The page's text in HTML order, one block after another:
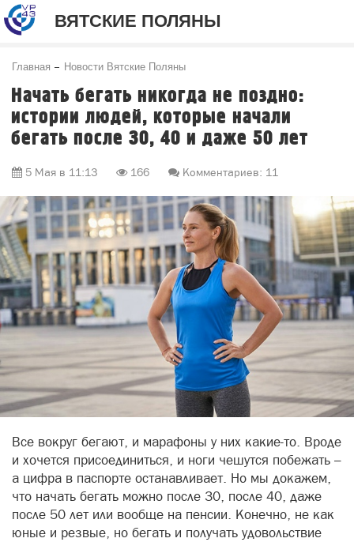
ВЯТСКИЕ ПОЛЯНЫ
Главная Новости Вятские Поляны
Начать бегать никогда не поздно:
истории людей, которые начали
бегать после 30, 40 и даже 50 лет
5 Мая в 11:13 166 Комментариев: 11
Все вокруг бегают, и марафоны у них какие-то. Вроде
и хочется присоединиться, и ноги чешутся побежать –
а цифра в паспорте останавливает. Но мы докажем,
что начать бегать можно после 30, после 40, даже
после 50 лет или вообще на пенсии. Конечно, не как
юные и резвые, но бегать и получать удовольствие